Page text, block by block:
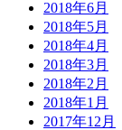
2018年6月
2018年5月
2018年4月
2018年3月
2018年2月
2018年1月
2017年12月